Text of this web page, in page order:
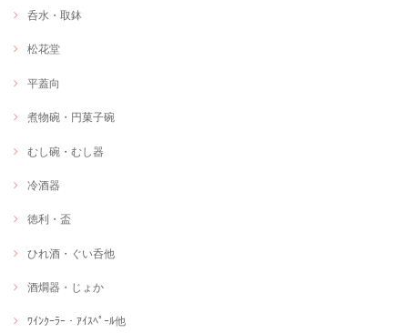
呑水・取鉢
松花堂
平蓋向
煮物碗・円菓子碗
むし碗・むし器
冷酒器
徳利・盃
ひれ酒・ぐい呑他
酒燗器・じょか
ﾜｲﾝｸｰﾗｰ・ｱｲｽﾍﾟｰﾙ他